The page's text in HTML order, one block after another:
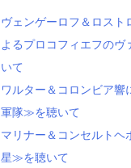
ヴェンゲーロフ＆ロスト
よるプロコフィエフのヴ
いて
ワルター＆コロンビア
軍隊≫を聴いて
マリナー＆コンセルト
星≫を聴いて